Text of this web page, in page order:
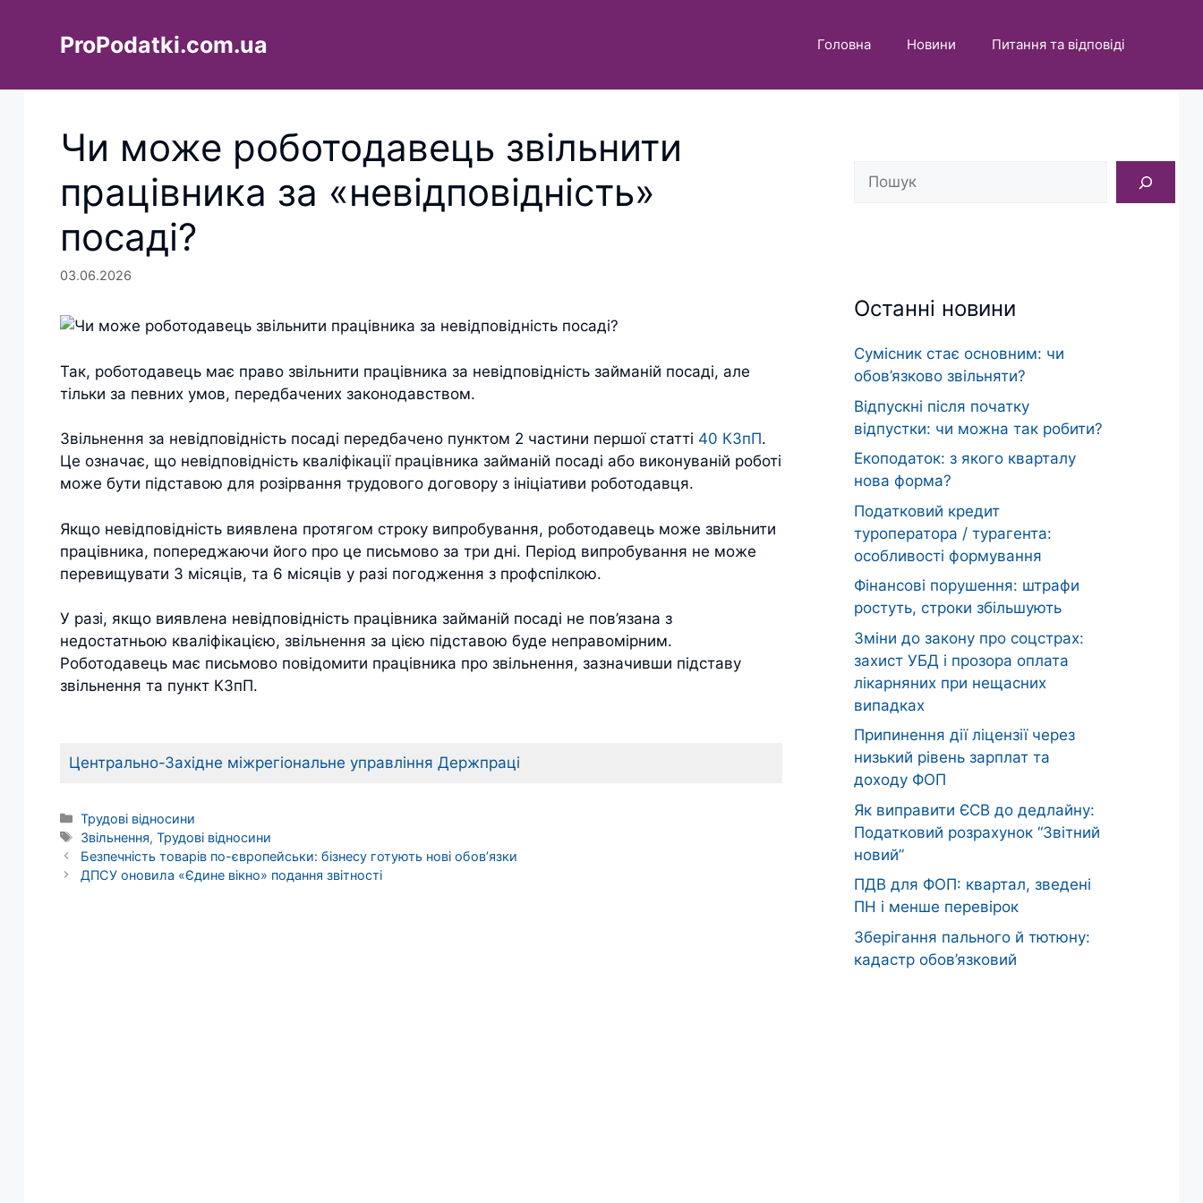
ProPodatki.com.ua Головна Новини Питання та відповіді
Чи може роботодавець звільнити
працівника за «невідповідність»
посаді?
03.06.2026
Так, роботодавець має право звільнити працівника за невідповідність займаній посаді, але
тільки за певних умов, передбачених законодавством.
Звільнення за невідповідність посаді передбачено пунктом 2 частини першої статті 40 КЗпП.
Це означає, що невідповідність кваліфікації працівника займаній посаді або виконуваній роботі
може бути підставою для розірвання трудового договору з ініціативи роботодавця.
Якщо невідповідність виявлена протягом строку випробування, роботодавець може звільнити
працівника, попереджаючи його про це письмово за три дні. Період випробування не може
перевищувати 3 місяців, та 6 місяців у разі погодження з профспілкою.
У разі, якщо виявлена невідповідність працівника займаній посаді не пов’язана з
недостатньою кваліфікацією, звільнення за цією підставою буде неправомірним.
Роботодавець має письмово повідомити працівника про звільнення, зазначивши підставу
звільнення та пункт КЗпП.
Центрально-Західне міжрегіональне управління Держпраці
Категорії
Трудові відносини
Позначки
Звільнення,Трудові відносини
Безпечність товарів по-європейськи: бізнесу готують нові обов’язки
ДПСУ оновила «Єдине вікно» подання звітності
Пошук
Останні новини
Сумісник стає основним: чи
обов’язково звільняти?
Відпускні після початку
відпустки: чи можна так робити?
Екоподаток: з якого кварталу
нова форма?
Податковий кредит
туроператора / турагента:
особливості формування
Фінансові порушення: штрафи
ростуть, строки збільшують
Зміни до закону про соцстрах:
захист УБД і прозора оплата
лікарняних при нещасних
випадках
Припинення дії ліцензії через
низький рівень зарплат та
доходу ФОП
Як виправити ЄСВ до дедлайну:
Податковий розрахунок “Звітний
новий”
ПДВ для ФОП: квартал, зведені
ПН і менше перевірок
Зберігання пального й тютюну:
кадастр обов’язковий